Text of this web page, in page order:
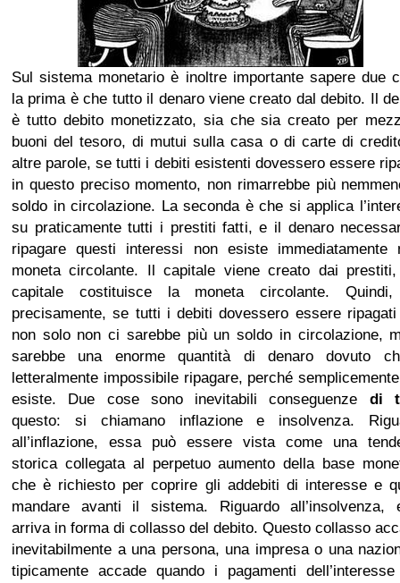
Sul sistema monetario è inoltre importante sapere due
la prima è che tutto il denaro viene creato dal debito. Il
è tutto debito monetizzato, sia che sia creato per
buoni del tesoro, di mutui sulla casa o di carte di
altre parole, se tutti i debiti esistenti dovessero essere
in questo preciso momento, non rimarrebbe più
soldo in circolazione. La seconda è che si applica
su praticamente tutti i prestiti fatti, e il denaro
ripagare questi interessi non esiste immediatamente
moneta circolante. Il capitale viene creato dai
capitale costituisce la moneta circolante.
precisamente, se tutti i debiti dovessero essere
non solo non ci sarebbe più un soldo in circolazione,
sarebbe una enorme quantità di denaro dovuto
letteralmente impossibile ripagare, perché
esiste. Due cose sono inevitabili conseguenze di
questo: si chiamano inflazione e insolvenza.
all’inflazione, essa può essere vista come una
storica collegata al perpetuo aumento della base
che è richiesto per coprire gli addebiti di interesse e
mandare avanti il sistema. Riguardo all’insolvenza,
arriva in forma di collasso del debito. Questo collasso
inevitabilmente a una persona, una impresa o una
tipicamente accade quando i pagamenti